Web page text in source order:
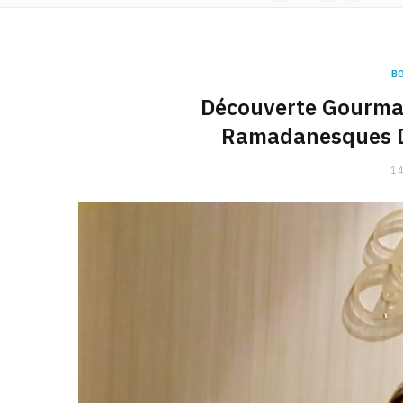
Découverte
Ramadanesques